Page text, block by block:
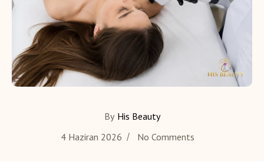
By His Beauty
4 Haziran 2026
No Comments